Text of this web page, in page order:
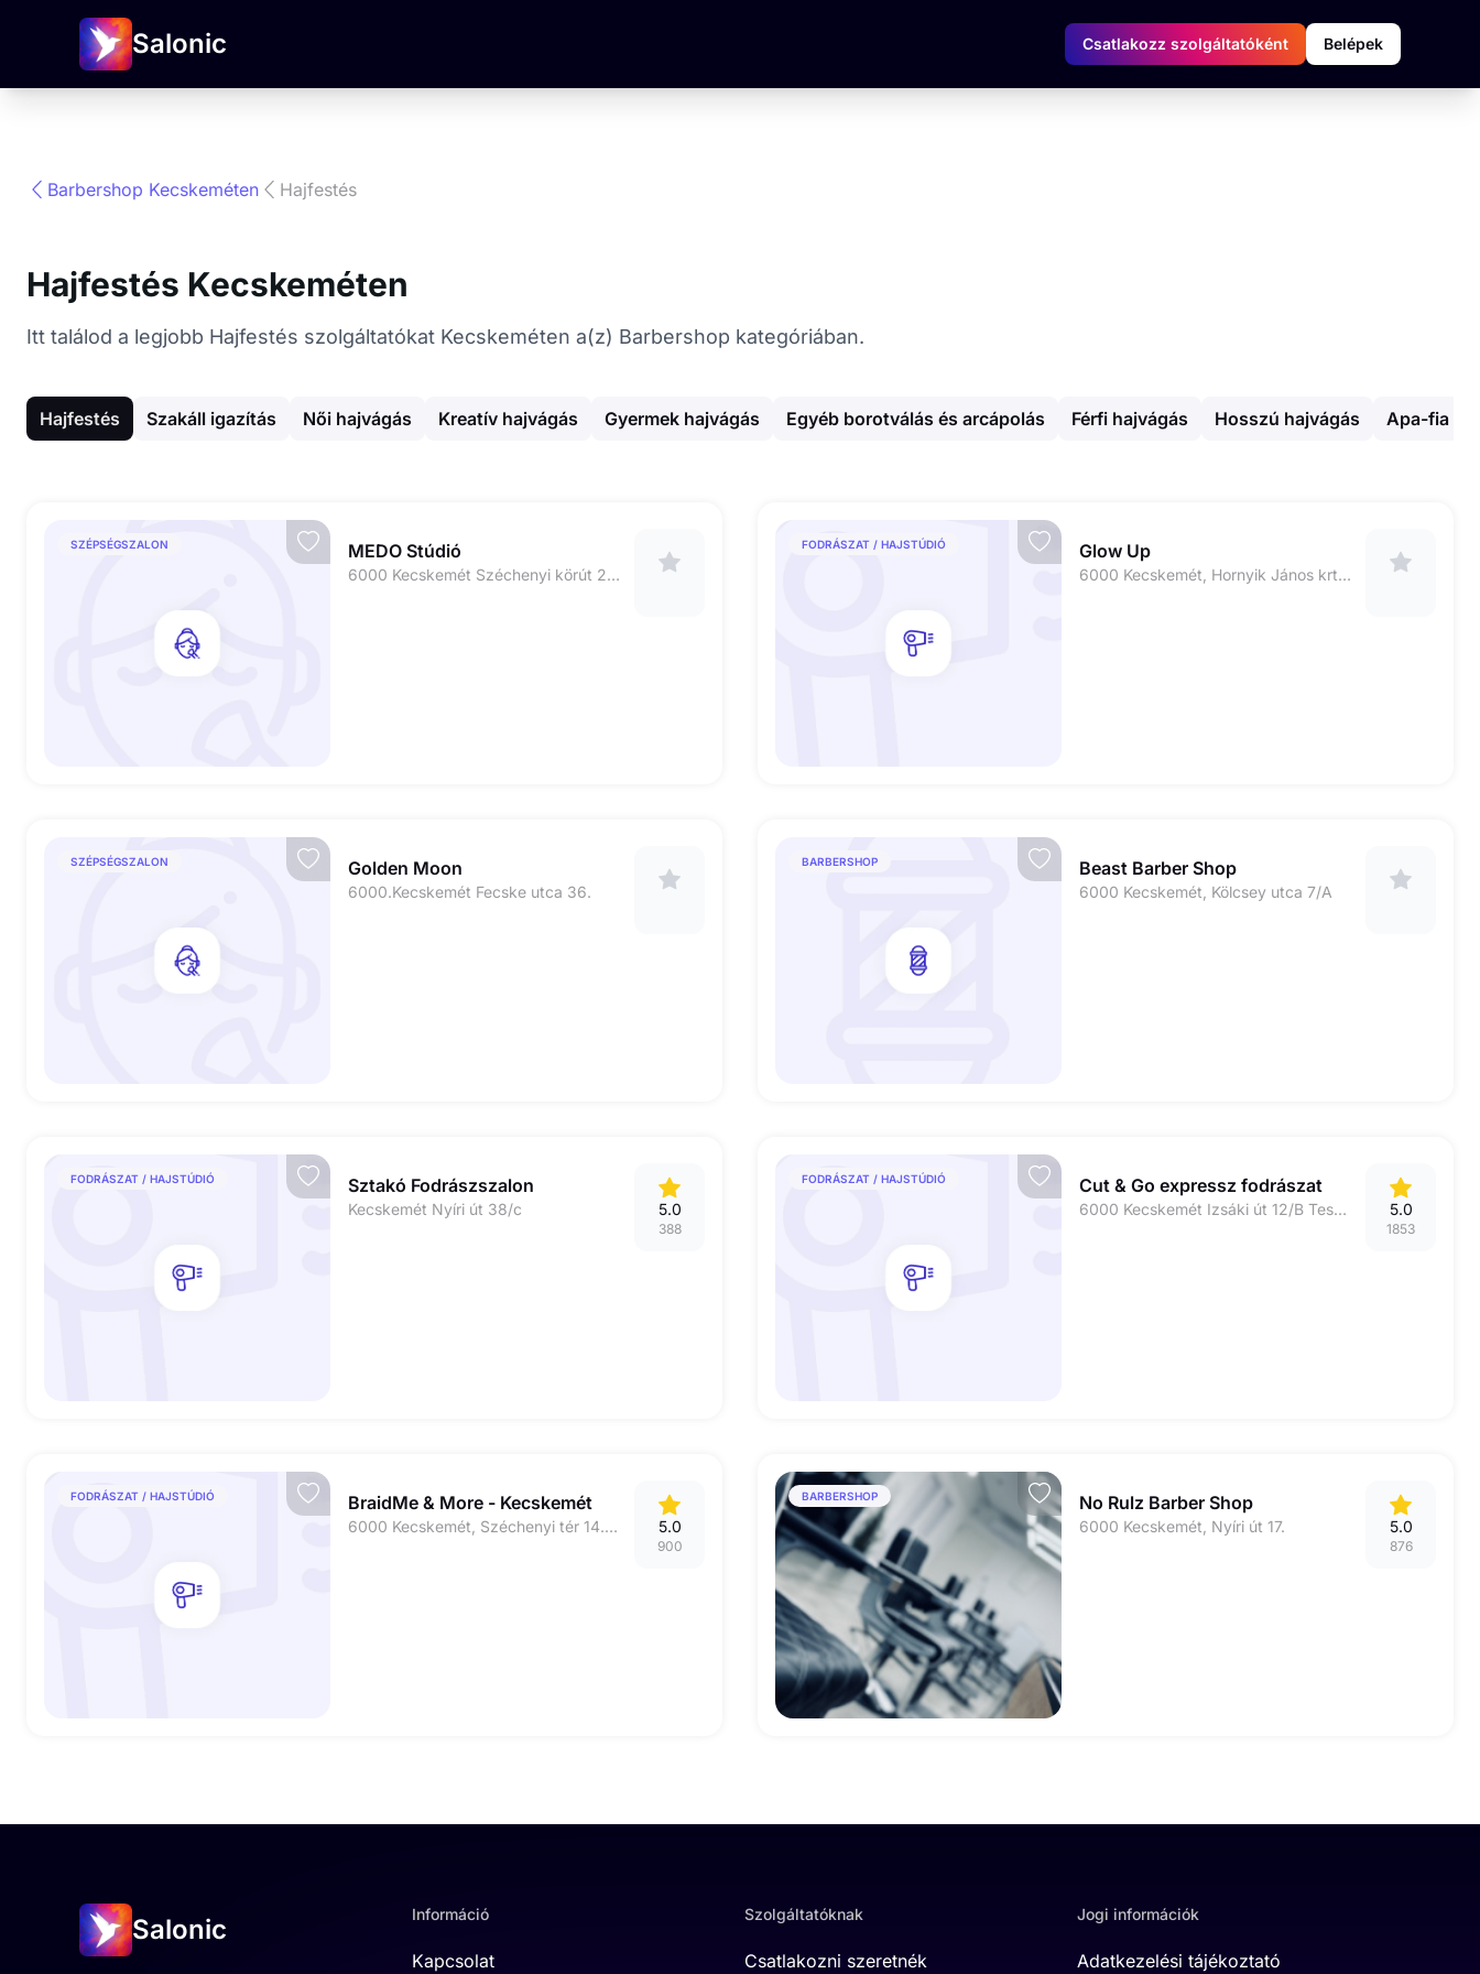
Salonic Csatlakozz szolgáltatóként Belépek
Barbershop Kecskeméten Hajfestés
Hajfestés Kecskeméten
Itt találod a legjobb Hajfestés szolgáltatókat Kecskeméten a(z) Barbershop kategóriában.
Hajfestés Szakáll igazítás Női hajvágás Kreatív hajvágás Gyermek hajvágás Egyéb borotválás és arcápolás Férfi hajvágás Hosszú hajvágás Apa-fia
SZÉPSÉGSZALON MEDO Stúdió
6000 Kecskemét Széchenyi körút 25 fsz. 1
FODRÁSZAT / HAJSTÚDIÓ Glow Up
6000 Kecskemét, Hornyik János krt. 1
SZÉPSÉGSZALON Golden Moon
6000.Kecskemét Fecske utca 36.
BARBERSHOP Beast Barber Shop
6000 Kecskemét, Kölcsey utca 7/A
FODRÁSZAT / HAJSTÚDIÓ Sztakó Fodrászszalon
Kecskemét Nyíri út 38/c 5.0
388
FODRÁSZAT / HAJSTÚDIÓ Cut & Go expressz fodrászat
6000 Kecskemét Izsáki út 12/B Tesco üzletsor 5.0
1853
FODRÁSZAT / HAJSTÚDIÓ BraidMe & More - Kecskemét
6000 Kecskemét, Széchenyi tér 14. 1 / 32. 5.0
900
BARBERSHOP No Rulz Barber Shop
6000 Kecskemét, Nyíri út 17. 5.0
876
Salonic Információ
Kapcsolat
Szolgáltatóknak
Csatlakozni szeretnék
Jogi információk
Adatkezelési tájékoztató